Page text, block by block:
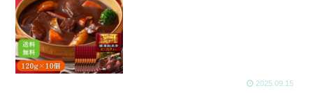
2025.09.15